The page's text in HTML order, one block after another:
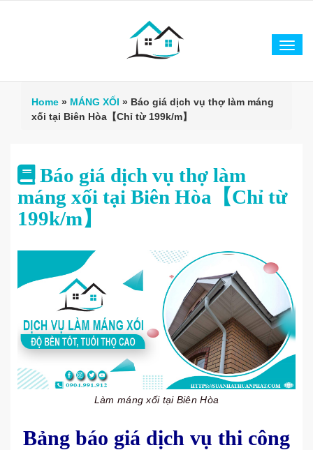
Home » MÁNG XỐI » Báo giá dịch vụ thợ làm máng
xối tại Biên Hòa【Chỉ từ 199k/m】
Báo giá dịch vụ thợ làm
máng xối tại Biên Hòa【Chỉ từ
199k/m】
Làm máng xối tại Biên Hòa
Bảng báo giá dịch vụ thi công